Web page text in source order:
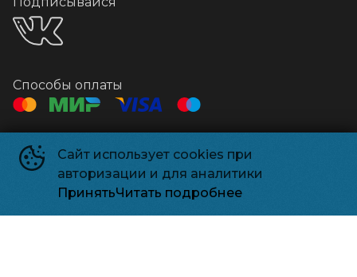
Сайт использует cookies при
авторизации и для аналитики
ПринятьЧитать подробнее
Способы оплаты
Контакты
Касса
+7 495 500-91-78
Администрация relizparkzel@mail.ru